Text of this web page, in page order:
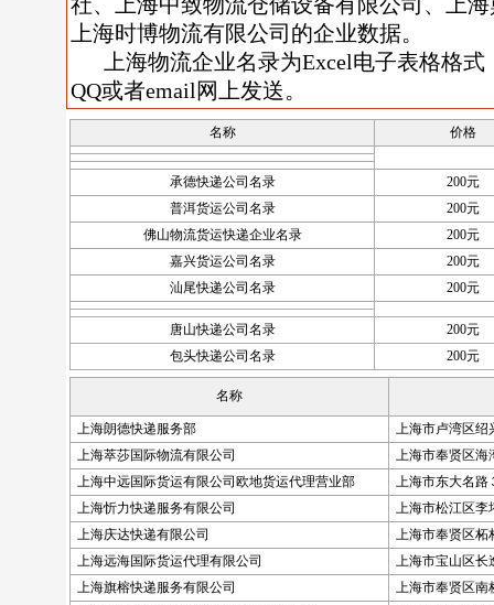
上海时博物流有限公司的企业数据。
上海物流企业名录为Excel电子表格格
QQ或者email网上发送。
名称 价格
承德快递公司名录
200元
普洱货运公司名录
200元
佛山物流货运快递企业名录
200元
嘉兴货运公司名录
200元
汕尾快递公司名录
200元
唐山快递公司名录
200元
包头快递公司名录
200元
名称
上海朗德快递服务部
上海市卢湾区绍
上海萃莎国际物流有限公司
上海市奉贤区海
上海中远国际货运有限公司欧地货运代理营业部
上海市东大名路
上海忻力快递服务有限公司
上海市松江区李
上海庆达快递有限公司
上海市奉贤区柘
上海远海国际货运代理有限公司
上海市宝山区长
上海旗榕快递服务有限公司
上海市奉贤区